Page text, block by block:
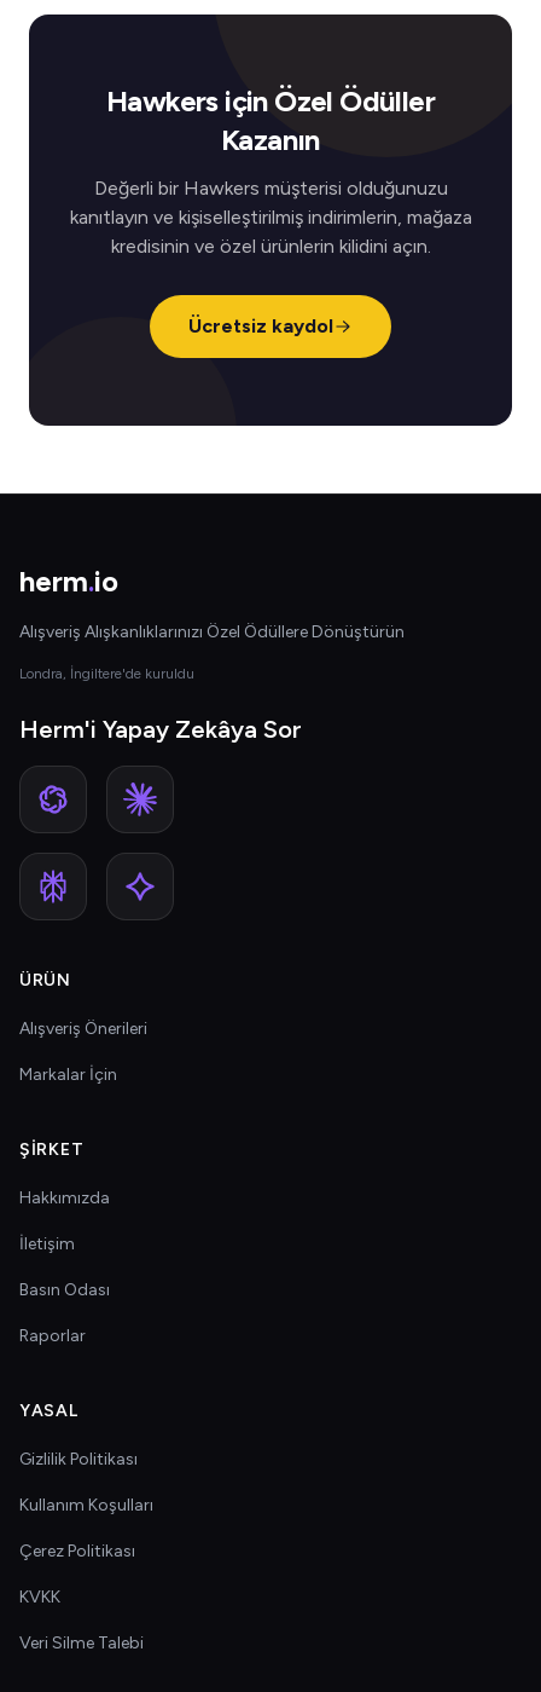
Hawkers için Özel Ödüller
Kazanın
Değerli bir Hawkers müşterisi olduğunuzu
kanıtlayın ve kişiselleştirilmiş indirimlerin, mağaza
kredisinin ve özel ürünlerin kilidini açın.
Ücretsiz kaydol
herm.io
Alışveriş Alışkanlıklarınızı Özel Ödüllere Dönüştürün
Londra, İngiltere'de kuruldu
Herm'i Yapay Zekâya Sor
ÜRÜN
Alışveriş Önerileri
Markalar İçin
ŞIRKET
Hakkımızda
İletişim
Basın Odası
Raporlar
YASAL
Gizlilik Politikası
Kullanım Koşulları
Çerez Politikası
KVKK
Veri Silme Talebi